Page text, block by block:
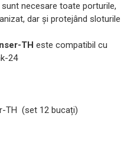
necesare toate porturile,
dar și protejând sloturile
TH este compatibil cu
24
TH (set 12 bucați)